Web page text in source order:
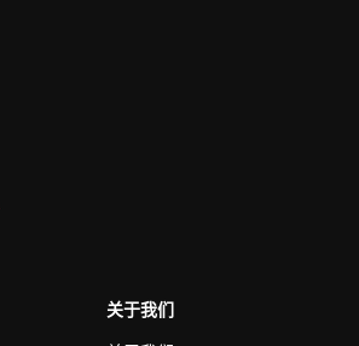
关于我们